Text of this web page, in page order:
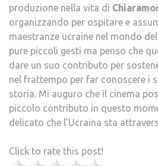
produzione nella vita di
organizzando per ospitare e
maestranze ucraine nel mondo
pure piccoli gesti ma penso che
dare un suo contributo per
nel frattempo per far conoscere i
storia. Mi auguro che il cinema
piccolo contributo in questo
delicato che l’Ucraina sta
Click to rate this post!